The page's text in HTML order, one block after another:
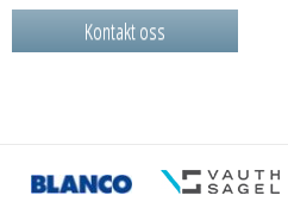
Kontakt oss